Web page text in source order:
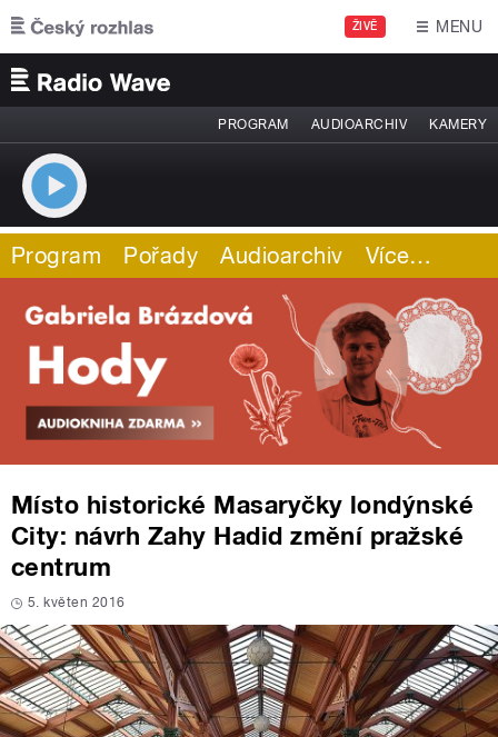
Přejít k hlavnímu obsahu
ŽIVĚ MENU
PROGRAM AUDIOARCHIV KAMERY
Program Pořady Audioarchiv Více…
Místo historické Masaryčky londýnské
City: návrh Zahy Hadid změní pražské
centrum
5. květen 2016